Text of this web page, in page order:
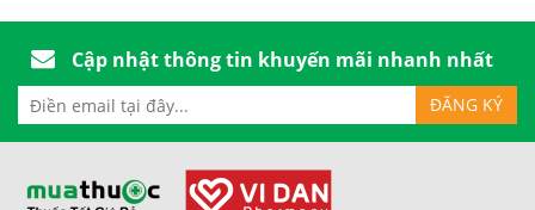
Cập nhật thông tin khuyến mãi nhanh nhất